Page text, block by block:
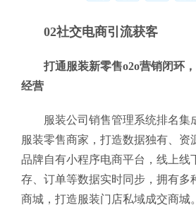
02社交电商引流获客
打通服装新零售o2o营销闭环
经营
服装公司销售管理系统排名集
服装零售商家，打造数据独有、资
品牌自有小程序电商平台，线上线
存、订单等数据实时同步，拥有多
商城，打造服装门店私域成交商城。